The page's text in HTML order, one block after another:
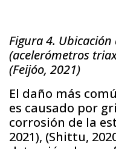
Figura 4. Ubicación
(acelerómetros
(Feijóo, 2021)
El daño más
es causado por
corrosión de la
2021), (Shittu,